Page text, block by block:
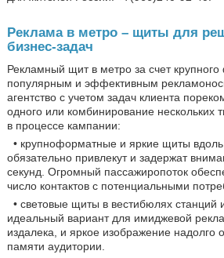
Реклама в метро – щиты для
бизнес-задач
Рекламный щит в метро за счет
популярным и эффективным
агентство с учетом задач клиента
одного или комбинирование нескольких
в процессе кампании:
• крупноформатные и яркие щиты вдоль
обязательно привлекут и задержат
секунд. Огромный пассажиропоток
число контактов с потенциальными
• световые щиты в вестибюлях станций
идеальный вариант для имиджевой
издалека, и яркое изображение надолго
памяти аудитории.